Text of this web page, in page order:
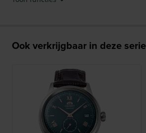
Ook verkrijgbaar in deze serie